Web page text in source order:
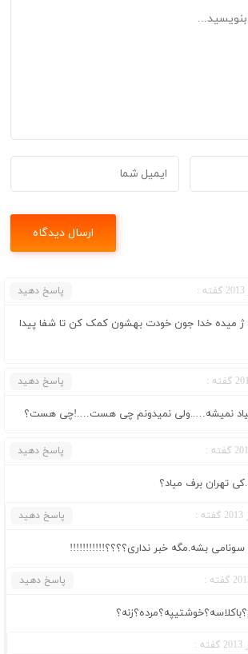
پاسخ دهید
ژ میده خدا جون خودت بهشون کمک کن تا شفا پیدا
پاسخ دهید
نمیشه…..ولی نمیدونم چی هست….!چی هست؟
پاسخ دهید
تهران برف میاد؟
پاسخ دهید
سونامی بشه.مگه خبر نداری؟؟؟؟!!!!!!!!!!!
پاسخ دهید